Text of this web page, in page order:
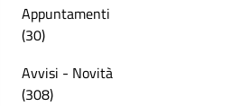
Appuntamenti
(30)
Avvisi - Novità
(308)